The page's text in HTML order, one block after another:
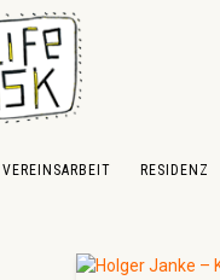
VEREINSARBEIT RESIDENZ